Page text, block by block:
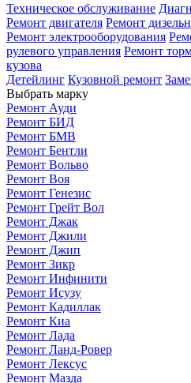
Техническое обслуживание
Ремонт двигателя Ремонт
Ремонт электрооборудования
рулевого управления Ремонт
кузова
Детейлинг Кузовной ремонт
Выбрать марку
Ремонт Ауди
Ремонт БИД
Ремонт БМВ
Ремонт Бентли
Ремонт Вольво
Ремонт Воя
Ремонт Генезис
Ремонт Грейт Вол
Ремонт Джак
Ремонт Джили
Ремонт Джип
Ремонт Зикр
Ремонт Инфинити
Ремонт Исузу
Ремонт Кадиллак
Ремонт Киа
Ремонт Лада
Ремонт Ланд-Ровер
Ремонт Лексус
Ремонт Мазда